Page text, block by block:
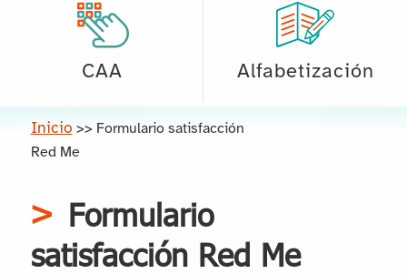
CAA Alfabetización
Inicio >> Formulario satisfacción
Red Me
Formulario
satisfacción Red Me